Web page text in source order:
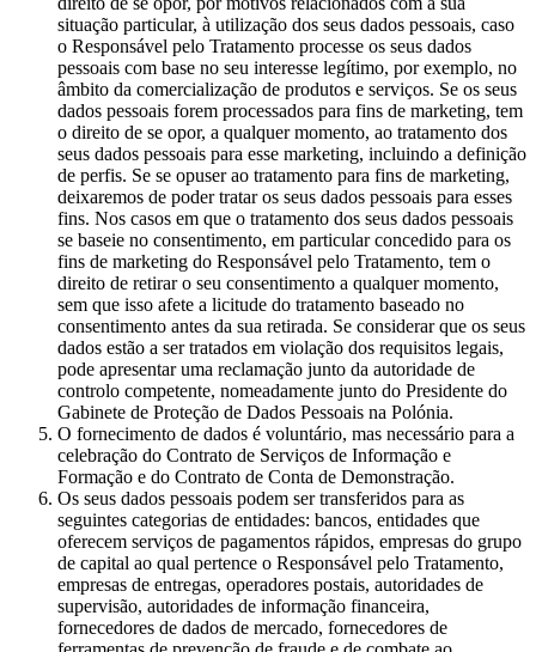
situação particular, à utilização dos seus dados pessoais, caso
o Responsável pelo Tratamento processe os seus dados
pessoais com base no seu interesse legítimo, por exemplo, no
âmbito da comercialização de produtos e serviços. Se os seus
dados pessoais forem processados para fins de marketing, tem
o direito de se opor, a qualquer momento, ao tratamento dos
seus dados pessoais para esse marketing, incluindo a definição
de perfis. Se se opuser ao tratamento para fins de marketing,
deixaremos de poder tratar os seus dados pessoais para esses
fins. Nos casos em que o tratamento dos seus dados pessoais
se baseie no consentimento, em particular concedido para os
fins de marketing do Responsável pelo Tratamento, tem o
direito de retirar o seu consentimento a qualquer momento,
sem que isso afete a licitude do tratamento baseado no
consentimento antes da sua retirada. Se considerar que os seus
dados estão a ser tratados em violação dos requisitos legais,
pode apresentar uma reclamação junto da autoridade de
controlo competente, nomeadamente junto do Presidente do
Gabinete de Proteção de Dados Pessoais na Polónia.
O fornecimento de dados é voluntário, mas necessário para a
celebração do Contrato de Serviços de Informação e
Formação e do Contrato de Conta de Demonstração.
Os seus dados pessoais podem ser transferidos para as
seguintes categorias de entidades: bancos, entidades que
oferecem serviços de pagamentos rápidos, empresas do grupo
de capital ao qual pertence o Responsável pelo Tratamento,
empresas de entregas, operadores postais, autoridades de
supervisão, autoridades de informação financeira,
fornecedores de dados de mercado, fornecedores de